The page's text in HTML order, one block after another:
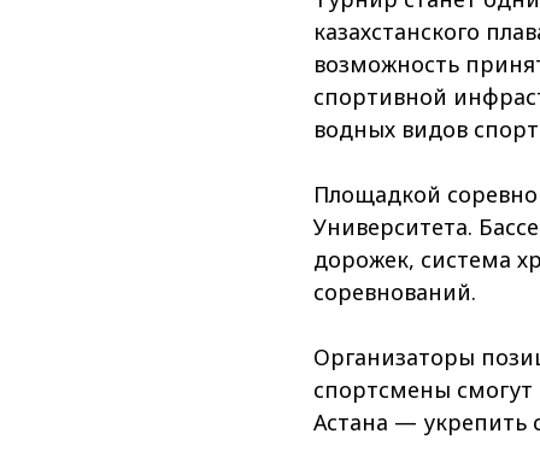
казахстанского
возможность
спортивной
водных видов
Площадкой
Университета.
дорожек, система
соревнований.
Организаторы
спортсмены
Астана — укрепить